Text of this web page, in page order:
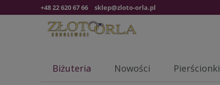
+48 22 620 67 66 sklep@zloto-orla.pl
Biżuteria Nowości Pierścionki